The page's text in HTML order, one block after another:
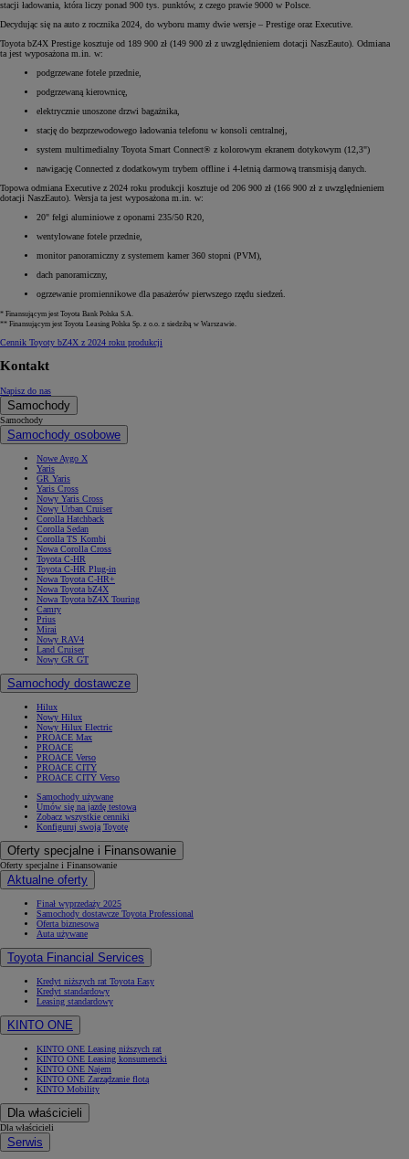
stacji ładowania, która liczy ponad 900 tys. punktów, z czego prawie 9000 w Polsce.
Decydując się na auto z rocznika 2024, do wyboru mamy dwie wersje – Prestige oraz Executive.
Toyota bZ4X Prestige kosztuje od 189 900 zł (149 900 zł z uwzględnieniem dotacji NaszEauto). Odmiana
ta jest wyposażona m.in. w:
podgrzewane fotele przednie,
podgrzewaną kierownicę,
elektrycznie unoszone drzwi bagażnika,
stację do bezprzewodowego ładowania telefonu w konsoli centralnej,
system multimedialny Toyota Smart Connect® z kolorowym ekranem dotykowym (12,3")
nawigację Connected z dodatkowym trybem offline i 4-letnią darmową transmisją danych.
Topowa odmiana Executive z 2024 roku produkcji kosztuje od 206 900 zł (166 900 zł z uwzględnieniem
dotacji NaszEauto). Wersja ta jest wyposażona m.in. w:
20" felgi aluminiowe z oponami 235/50 R20,
wentylowane fotele przednie,
monitor panoramiczny z systemem kamer 360 stopni (PVM),
dach panoramiczny,
ogrzewanie promiennikowe dla pasażerów pierwszego rzędu siedzeń.
* Finansującym jest Toyota Bank Polska S.A.
** Finansującym jest Toyota Leasing Polska Sp. z o.o. z siedzibą w Warszawie.
Cennik Toyoty bZ4X z 2024 roku produkcji
Kontakt
Napisz do nas
Samochody
Samochody
Samochody osobowe
Nowe Aygo X
Yaris
GR Yaris
Yaris Cross
Nowy Yaris Cross
Nowy Urban Cruiser
Corolla Hatchback
Corolla Sedan
Corolla TS Kombi
Nowa Corolla Cross
Toyota C-HR
Toyota C-HR Plug-in
Nowa Toyota C-HR+
Nowa Toyota bZ4X
Nowa Toyota bZ4X Touring
Camry
Prius
Mirai
Nowy RAV4
Land Cruiser
Nowy GR GT
Samochody dostawcze
Hilux
Nowy Hilux
Nowy Hilux Electric
PROACE Max
PROACE
PROACE Verso
PROACE CITY
PROACE CITY Verso
Samochody używane
Umów się na jazdę testową
Zobacz wszystkie cenniki
Konfiguruj swoją Toyotę
Oferty specjalne i Finansowanie
Oferty specjalne i Finansowanie
Aktualne oferty
Finał wyprzedaży 2025
Samochody dostawcze Toyota Professional
Oferta biznesowa
Auta używane
Toyota Financial Services
Kredyt niższych rat Toyota Easy
Kredyt standardowy
Leasing standardowy
KINTO ONE
KINTO ONE Leasing niższych rat
KINTO ONE Leasing konsumencki
KINTO ONE Najem
KINTO ONE Zarządzanie flotą
KINTO Mobility
Dla właścicieli
Dla właścicieli
Serwis